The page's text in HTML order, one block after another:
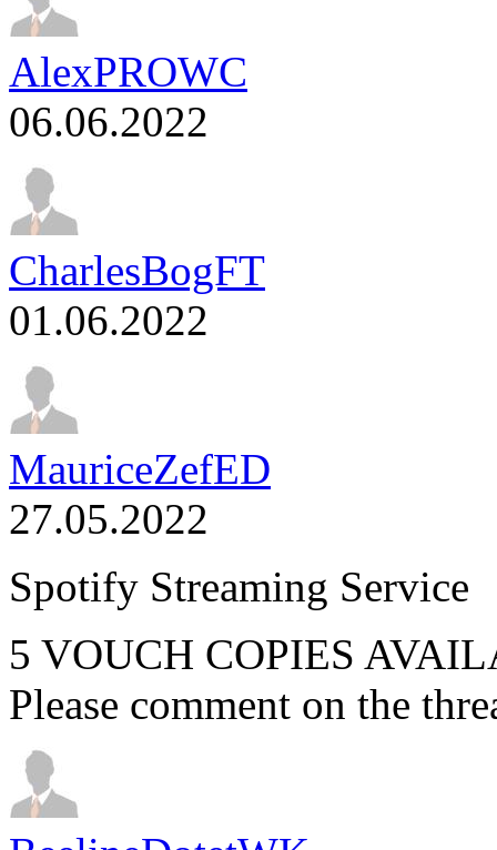
AlexPROWC
06.06.2022
CharlesBogFT
01.06.2022
MauriceZefED
27.05.2022
Spotify Streaming Service
5 VOUCH COPIES
Please comment on the